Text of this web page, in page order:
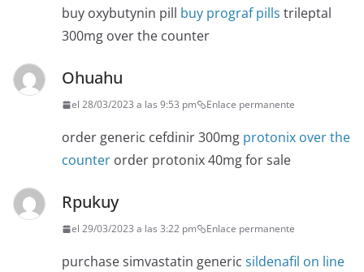
buy oxybutynin pill buy prograf pills trileptal
300mg over the counter
Ohuahu
el 28/03/2023 a las 9:53 pm Enlace permanente
order generic cefdinir 300mg protonix over the
counter order protonix 40mg for sale
Rpukuy
el 29/03/2023 a las 3:22 pm Enlace permanente
purchase simvastatin generic sildenafil on line